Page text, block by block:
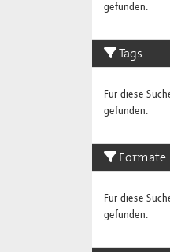
gefunden.
Tags
Für diese
gefunden.
Formate
Für diese
gefunden.